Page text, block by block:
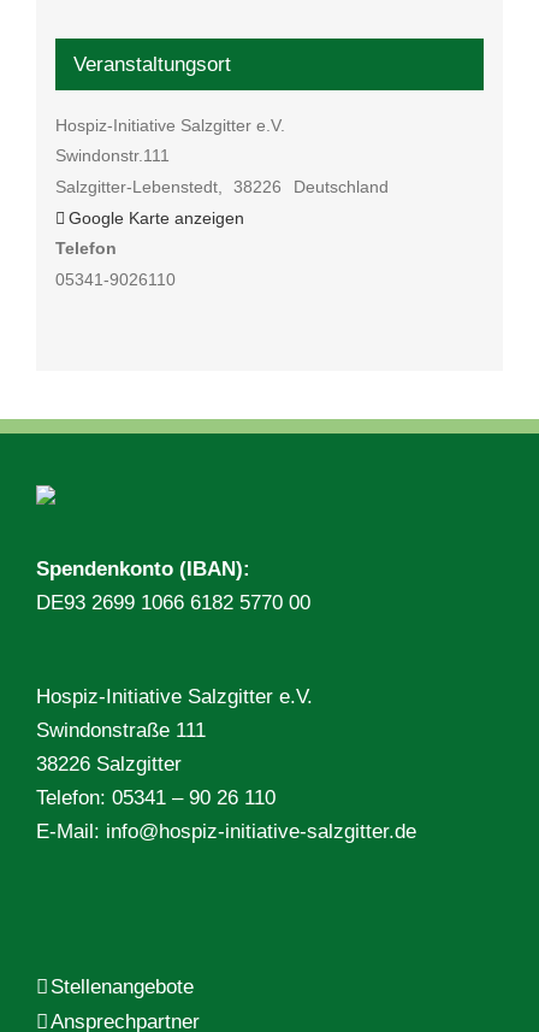
Veranstaltungsort
Hospiz-Initiative Salzgitter e.V.
Swindonstr.111
Salzgitter-Lebenstedt, 38226
Deutschland
Google Karte anzeigen
Telefon
05341-9026110
Spendenkonto (IBAN):
DE93 2699 1066 6182 5770 00
Hospiz-Initiative Salzgitter e.V.
Swindonstraße 111
38226 Salzgitter
Telefon: 05341 – 90 26 110
E-Mail: info@hospiz-initiative-salzgitter.de
Stellenangebote
Ansprechpartner